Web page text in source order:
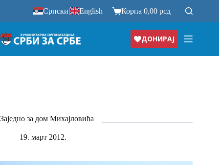
Српски| English Корпа0,00рсд
ДОНИРАЈ
Заједно за дом Михајловића
19. март 2012.